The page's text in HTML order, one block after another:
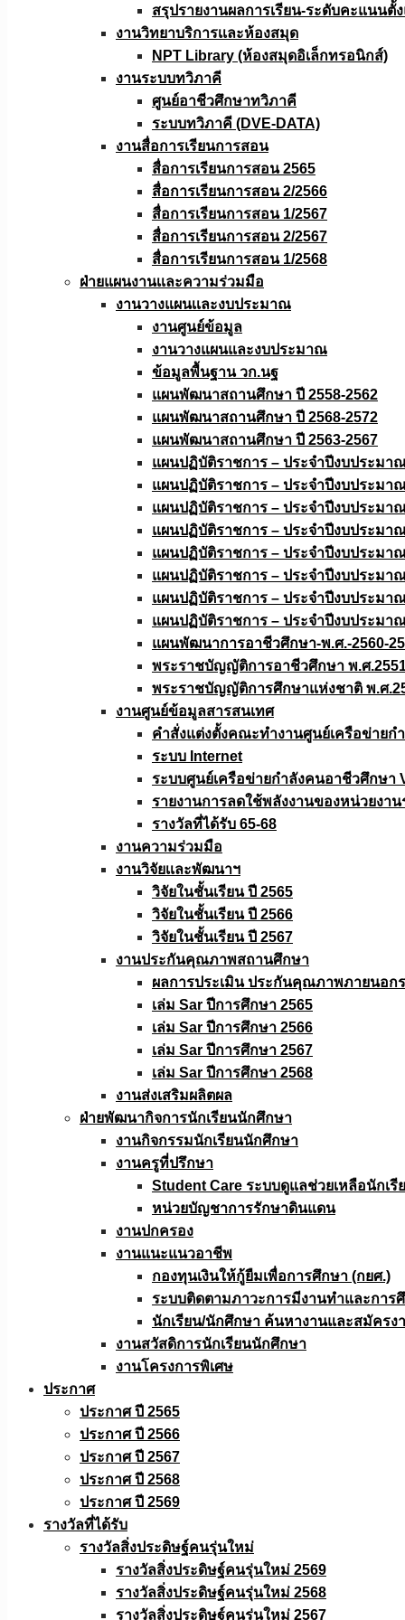
สรุปรายงานผลการเรียน-ระดับคะแนนตั้
งานวิทยาบริการเเละห้องสมุด
NPT Library (ห้องสมุดอิเล็กทรอนิกส์)
งานระบบทวิภาคี
ศูนย์อาชีวศึกษาทวิภาคี
ระบบทวิภาคี (DVE-DATA)
งานสื่อการเรียนการสอน
สื่อการเรียนการสอน 2565
สื่อการเรียนการสอน 2/2566
สื่อการเรียนการสอน 1/2567
สื่อการเรียนการสอน 2/2567
สื่อการเรียนการสอน 1/2568
ฝ่ายแผนงานเเละความร่วมมือ
งานวางแผนเเละงบประมาณ
งานศูนย์ข้อมูล
งานวางแผนและงบประมาณ
ข้อมูลพื้นฐาน วก.นฐ
แผนพัฒนาสถานศึกษา ปี 2558-2562
แผนพัฒนาสถานศึกษา ปี 2568-2572
แผนพัฒนาสถานศึกษา ปี 2563-2567
แผนปฏิบัติราชการ – ประจำปีงบประมา
แผนปฏิบัติราชการ – ประจำปีงบประมา
แผนปฏิบัติราชการ – ประจำปีงบประมา
แผนปฏิบัติราชการ – ประจำปีงบประมา
แผนปฏิบัติราชการ – ประจำปีงบประมา
แผนปฏิบัติราชการ – ประจำปีงบประมา
แผนปฏิบัติราชการ – ประจำปีงบประมา
แผนปฏิบัติราชการ – ประจำปีงบประมา
แผนพัฒนาการอาชีวศึกษา-พ.ศ.-2560-
พระราชบัญญัติการอาชีวศึกษา พ.ศ
พระราชบัญญัติการศึกษาแห่งชาติ พ.ศ
งานศูนย์ข้อมูลสารสนเทศ
คำสั่งแต่งตั้งคณะทำงานศูนย์เครือข่าย
ระบบ Internet
ระบบศูนย์เครือข่ายกำลังคนอาชีวศึกษา
รายงานการลดใช้พลังงานของหน่วยงา
รางวัลที่ได้รับ 65-68
งานความร่วมมือ
งานวิจัยเเละพัฒนาฯ
วิจัยในชั้นเรียน ปี 2565
วิจัยในชั้นเรียน ปี 2566
วิจัยในชั้นเรียน ปี 2567
งานประกันคุณภาพสถานศึกษา
ผลการประเมิน ประกันคุณภาพภายนอก
เล่ม Sar ปีการศึกษา 2565
เล่ม Sar ปีการศึกษา 2566
เล่ม Sar ปีการศึกษา 2567
เล่ม Sar ปีการศึกษา 2568
งานส่งเสริมผลิตผล
ฝ่ายพัฒนากิจการนักเรียนนักศึกษา
งานกิจกรรมนักเรียนนักศึกษา
งานครูที่ปรึกษา
Student Care ระบบดูแลช่วยเหลือนักเรี
หน่วยบัญชาการรักษาดินแดน
งานปกครอง
งานแนะแนวอาชีพ
กองทุนเงินให้กู้ยืมเพื่อการศึกษา (กยศ.)
ระบบติดตามภาวะการมีงานทำและการ
นักเรียน/นักศึกษา ค้นหางานและสมัครง
งานสวัสดิการนักเรียนนักศึกษา
งานโครงการพิเศษ
ประกาศ
ประกาศ ปี 2565
ประกาศ ปี 2566
ประกาศ ปี 2567
ประกาศ ปี 2568
ประกาศ ปี 2569
รางวัลที่ได้รับ
รางวัลสิ่งประดิษฐ์คนรุ่นใหม่
รางวัลสิ่งประดิษฐ์คนรุ่นใหม่ 2569
รางวัลสิ่งประดิษฐ์คนรุ่นใหม่ 2568
รางวัลสิ่งประดิษฐ์คนรุ่นใหม่ 2567